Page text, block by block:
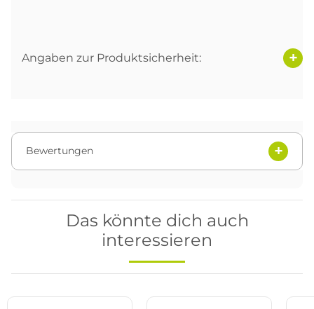
Angaben zur Produktsicherheit:
Bewertungen
Das könnte dich auch
interessieren